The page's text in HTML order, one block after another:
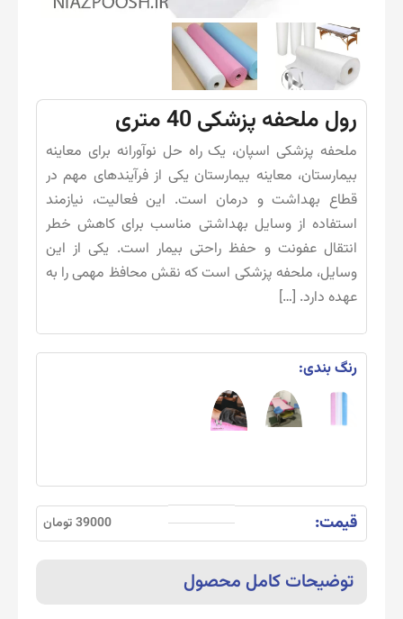
رول ملحفه پزشکی 40 متری
ملحفه پزشکی اسپان، یک راه حل نوآورانه برای معاینه
بیمارستان، معاینه بیمارستان یکی از فرآیندهای مهم در
قطاع بهداشت و درمان است. این فعالیت، نیازمند
استفاده از وسایل بهداشتی مناسب برای کاهش خطر
انتقال عفونت و حفظ راحتی بیمار است. یکی از این
وسایل، ملحفه پزشکی است که نقش محافظ مهمی را به
عهده دارد. […]
رنگ بندی:
قیمت: 39000 تومان
توضیحات کامل محصول